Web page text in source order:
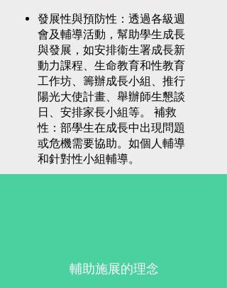
發展性與預防性：透過各級週
會及輔導活動，幫助學生成長
與發展，如安排衞生署成長新
動力課程、生命教育和性教育
工作坊、籌辦成長小組、推行
陽光大使計畫、舉辦師生懇談
日、安排家長小組等。 補救
性：部學生在成長中出現問題
或危機需要協助。如個人輔導
和針對性小組輔導。
輔助施展的理念